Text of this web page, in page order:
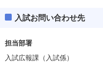
入試お問い合わせ先
担当部署
入試広報課（入試係）